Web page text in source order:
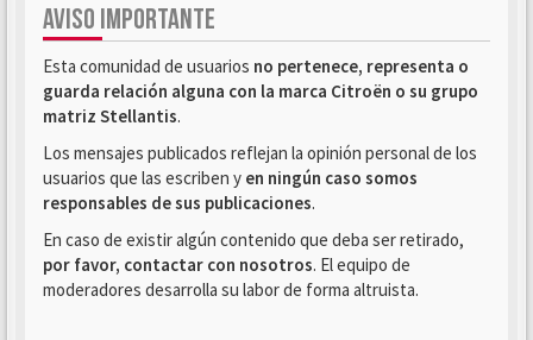
AVISO IMPORTANTE
Esta comunidad de usuarios no pertenece, representa o
guarda relación alguna con la marca Citroën o su grupo
matriz Stellantis.
Los mensajes publicados reflejan la opinión personal de los
usuarios que las escriben y en ningún caso somos
responsables de sus publicaciones.
En caso de existir algún contenido que deba ser retirado,
por favor, contactar con nosotros. El equipo de
moderadores desarrolla su labor de forma altruista.